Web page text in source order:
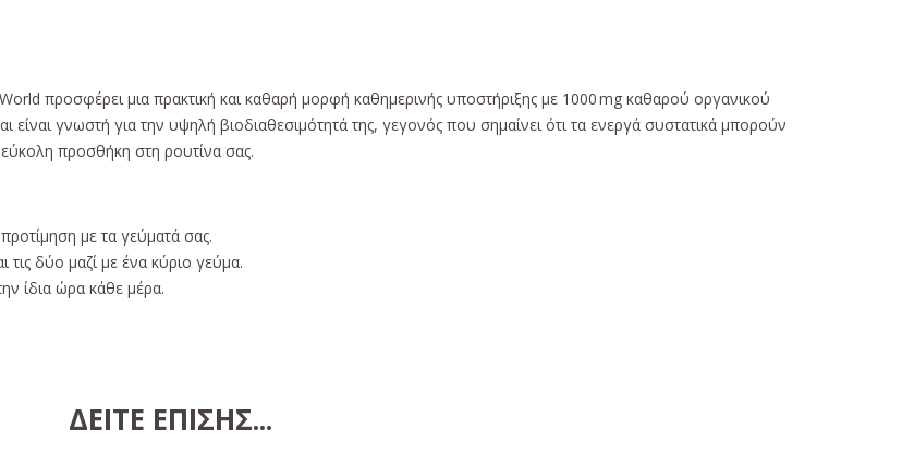
προσφέρει μια πρακτική και καθαρή μορφή καθημερινής υποστήριξης με 1000 mg καθαρού οργανικού
είναι γνωστή για την υψηλή βιοδιαθεσιμότητά της, γεγονός που σημαίνει ότι τα ενεργά συστατικά μπορούν
προσθήκη στη ρουτίνα σας.
με τα γεύματά σας.
δύο μαζί με ένα κύριο γεύμα.
ίδια ώρα κάθε μέρα.
ΔΕΊΤΕ ΕΠΊΣΗΣ...